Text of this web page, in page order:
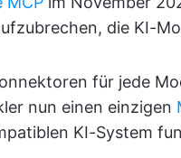
die KI-
für jede
nun einen einzigen
KI-System